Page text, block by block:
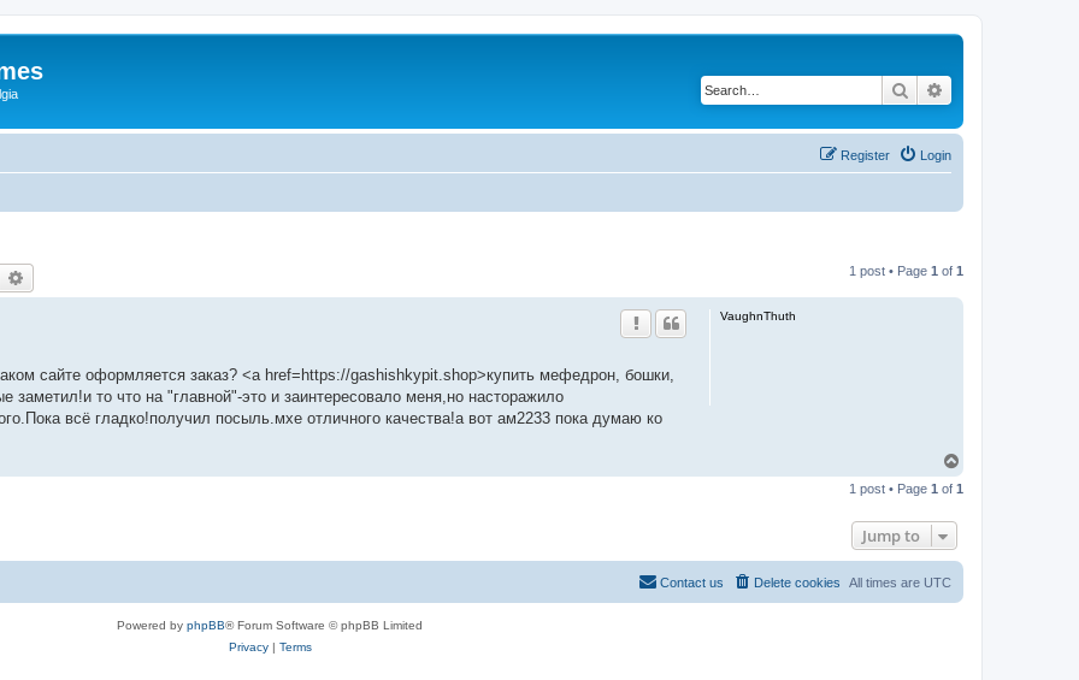
Search
Login
Register
Search 1 post • Page 1 of 1
VaughnThuth
сайте оформляется заказ? <a href=https://gashishkypit.shop>купить мефедрон, бошки,
то что на "главной"-это и заинтересовало меня,но насторажило
всё гладко!получил посыль.мхе отличного качества!а вот ам2233 пока думаю ко
p
1 post • Page 1 of 1
Jump to
All times are UTC
Delete cookies
Contact us
Powered by phpBB® Forum Software © phpBB Limited
Privacy| Terms